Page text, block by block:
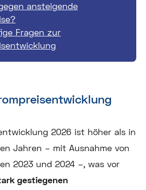
ansteigende
Fragen zur
2026 ist höher als in
Jahren – mit Ausnahme von
2023 und 2024 –, was vor
gestiegenen